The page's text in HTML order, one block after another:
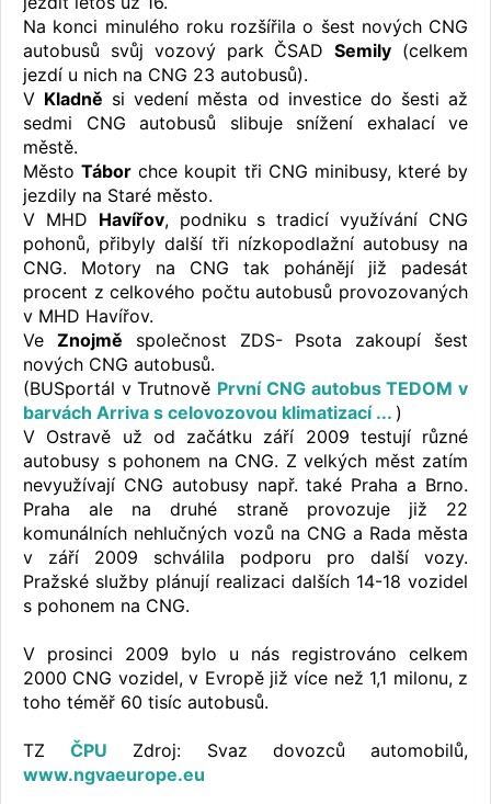
Na konci minulého roku rozšířila o šest nových CNG
autobusů svůj vozový park ČSADSemily (celkem
jezdí u nich na CNG 23 autobusů).
V Kladně si vedení města od investice do šesti až
sedmi CNG autobusů slibuje snížení exhalací ve
městě.
MěstoTábor chce koupit tři CNG minibusy, které by
jezdily na Staré město.
V MHD Havířov, podniku s tradicí využívání CNG
pohonů, přibyly další tři nízkopodlažní autobusy na
CNG. Motory na CNG tak pohánějí již padesát
procent z celkového počtu autobusů provozovaných
v MHD Havířov.
Ve Znojmě společnost ZDS- Psota zakoupí šest
nových CNG autobusů.
(BUSportál v Trutnově První CNG autobus TEDOM v
barvách Arriva s celovozovou klimatizací ... )
V Ostravě už od začátku září 2009 testují různé
autobusy s pohonem na CNG. Z velkých měst zatím
nevyužívají CNG autobusy např. také Praha a Brno.
Praha ale na druhé straně provozuje již 22
komunálních nehlučných vozů na CNG a Rada města
v září 2009 schválila podporu pro další vozy.
Pražské služby plánují realizaci dalších 14-18 vozidel
s pohonem na CNG.
V prosinci 2009 bylo u nás registrováno celkem
2000 CNG vozidel, v Evropě již více než 1,1 milonu, z
toho téměř 60 tisíc autobusů.
TZČPU Zdroj: Svaz dovozců automobilů,
www.ngvaeurope.eu